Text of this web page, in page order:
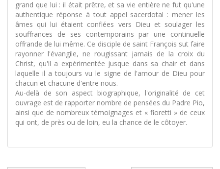
grand que lui : il était prêtre, et sa vie entière ne fut qu'une
authentique réponse à tout appel sacerdotal : mener les
âmes qui lui étaient confiées vers Dieu et soulager les
souffrances de ses contemporains par une continuelle
offrande de lui même. Ce disciple de saint François sut faire
rayonner l'évangile, ne rougissant jamais de la croix du
Christ, qu'il a expérimentée jusque dans sa chair et dans
laquelle il a toujours vu le signe de l'amour de Dieu pour
chacun et chacune d'entre nous.
Au-delà de son aspect biographique, l'originalité de cet
ouvrage est de rapporter nombre de pensées du Padre Pio,
ainsi que de nombreux témoignages et « fioretti » de ceux
qui ont, de près ou de loin, eu la chance de le côtoyer.